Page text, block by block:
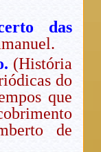
das
(História
do
que
de